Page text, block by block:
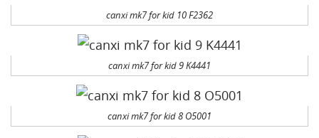
canxi mk7 for kid 10 F2362
canxi mk7 for kid 9 K4441
canxi mk7 for kid 8 O5001